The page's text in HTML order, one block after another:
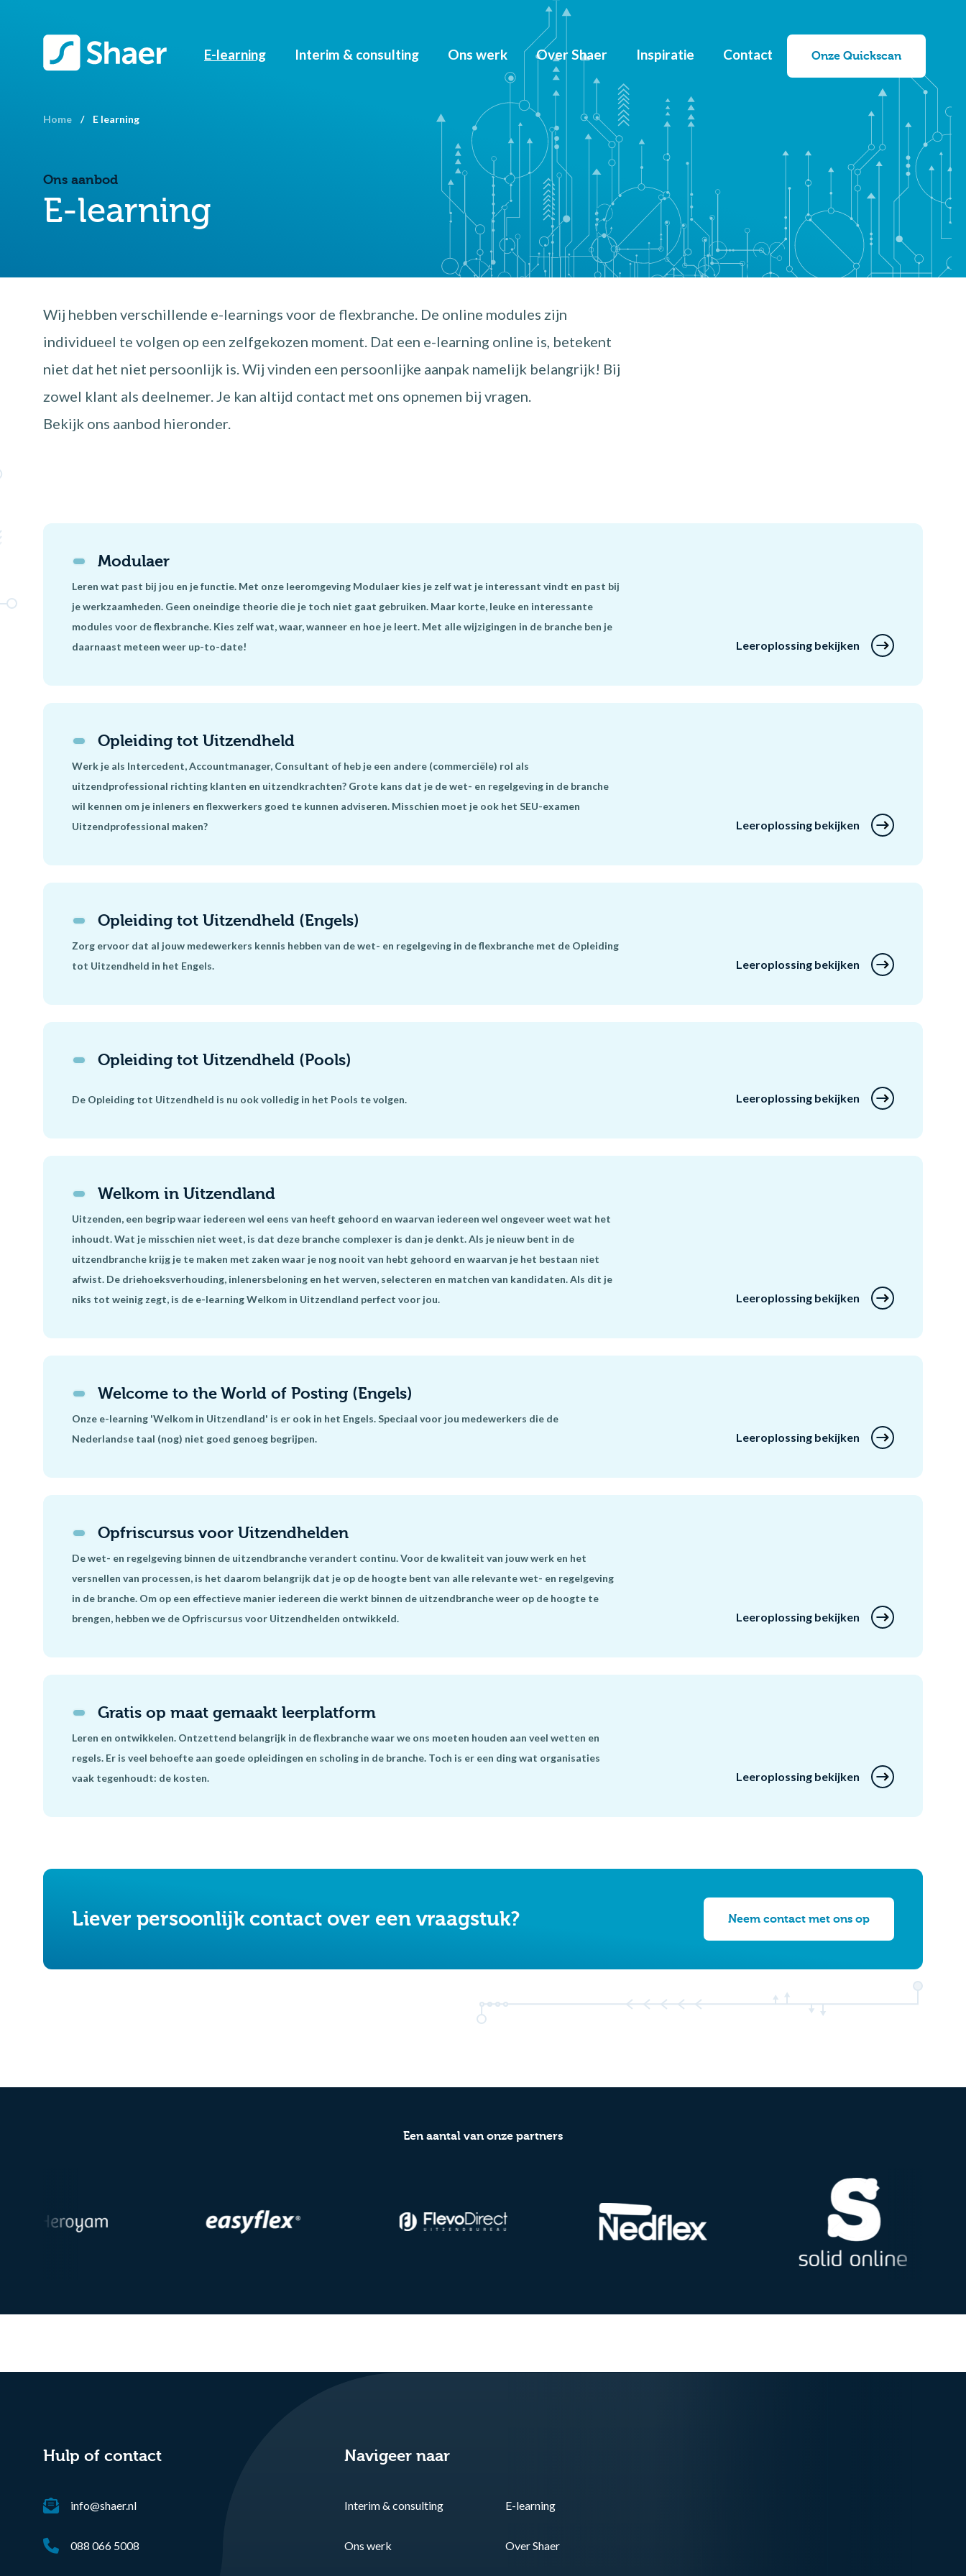
E-learning Interim & consulting Ons werk Over Shaer Inspiratie Contact Onze Quickscan
Home / E learning
Ons aanbod
E-learning
Wij hebben verschillende e-learnings voor de flexbranche. De online modules zijn
individueel te volgen op een zelfgekozen moment. Dat een e-learning online is, betekent
niet dat het niet persoonlijk is. Wij vinden een persoonlijke aanpak namelijk belangrijk! Bij
zowel klant als deelnemer. Je kan altijd contact met ons opnemen bij vragen.
Bekijk ons aanbod hieronder.
Modulaer
Leren wat past bij jou en je functie. Met onze leeromgeving Modulaer kies je zelf wat je interessant vindt en past bij
je werkzaamheden. Geen oneindige theorie die je toch niet gaat gebruiken. Maar korte, leuke en interessante
modules voor de flexbranche. Kies zelf wat, waar, wanneer en hoe je leert. Met alle wijzigingen in de branche ben je
daarnaast meteen weer up-to-date!
Leeroplossing bekijken
Opleiding tot Uitzendheld
Werk je als Intercedent, Accountmanager, Consultant of heb je een andere (commerciële) rol als
uitzendprofessional richting klanten en uitzendkrachten? Grote kans dat je de wet- en regelgeving in de branche
wil kennen om je inleners en flexwerkers goed te kunnen adviseren. Misschien moet je ook het SEU-examen
Uitzendprofessional maken?
Leeroplossing bekijken
Opleiding tot Uitzendheld (Engels)
Zorg ervoor dat al jouw medewerkers kennis hebben van de wet- en regelgeving in de flexbranche met de Opleiding
tot Uitzendheld in het Engels.
Leeroplossing bekijken
Opleiding tot Uitzendheld (Pools)
De Opleiding tot Uitzendheld is nu ook volledig in het Pools te volgen. Leeroplossing bekijken
Welkom in Uitzendland
Uitzenden, een begrip waar iedereen wel eens van heeft gehoord en waarvan iedereen wel ongeveer weet wat het
inhoudt. Wat je misschien niet weet, is dat deze branche complexer is dan je denkt. Als je nieuw bent in de
uitzendbranche krijg je te maken met zaken waar je nog nooit van hebt gehoord en waarvan je het bestaan niet
afwist. De driehoeksverhouding, inlenersbeloning en het werven, selecteren en matchen van kandidaten. Als dit je
niks tot weinig zegt, is de e-learning Welkom in Uitzendland perfect voor jou.
Leeroplossing bekijken
Welcome to the World of Posting (Engels)
Onze e-learning 'Welkom in Uitzendland' is er ook in het Engels. Speciaal voor jou medewerkers die de
Nederlandse taal (nog) niet goed genoeg begrijpen.
Leeroplossing bekijken
Opfriscursus voor Uitzendhelden
De wet- en regelgeving binnen de uitzendbranche verandert continu. Voor de kwaliteit van jouw werk en het
versnellen van processen, is het daarom belangrijk dat je op de hoogte bent van alle relevante wet- en regelgeving
in de branche. Om op een effectieve manier iedereen die werkt binnen de uitzendbranche weer op de hoogte te
brengen, hebben we de Opfriscursus voor Uitzendhelden ontwikkeld.
Leeroplossing bekijken
Gratis op maat gemaakt leerplatform
Leren en ontwikkelen. Ontzettend belangrijk in de flexbranche waar we ons moeten houden aan veel wetten en
regels. Er is veel behoefte aan goede opleidingen en scholing in de branche. Toch is er een ding wat organisaties
vaak tegenhoudt: de kosten.
Leeroplossing bekijken
Liever persoonlijk contact over een vraagstuk? Neem contact met ons op
Een aantal van onze partners
Hulp of contact
info@shaer.nl
088 066 5008
Navigeer naar
Interim & consulting E-learning
Ons werk Over Shaer